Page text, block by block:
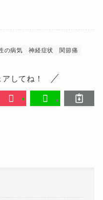
の病気 神経症状 関節痛
してね！